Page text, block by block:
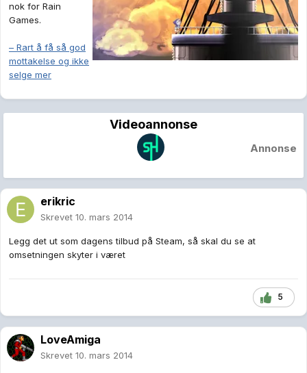
nok for Rain
Games.
– Rart å få så god
mottakelse og ikke
selge mer
Videoannonse
Annonse
erikric
Skrevet 10. mars 2014
Legg det ut som dagens tilbud på Steam, så skal du se at
omsetningen skyter i været
5
LoveAmiga
Skrevet 10. mars 2014